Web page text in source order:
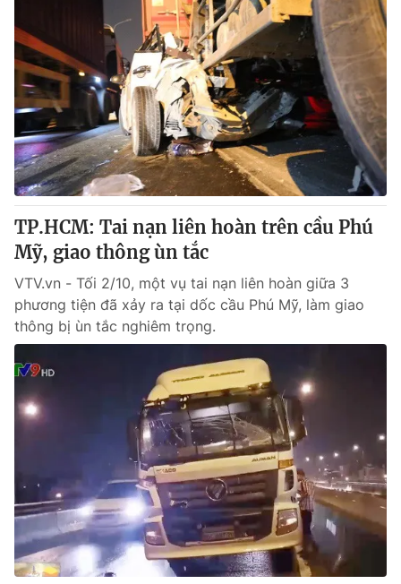
TP.HCM: Tai nạn liên hoàn trên cầu Phú
Mỹ, giao thông ùn tắc
VTV.vn - Tối 2/10, một vụ tai nạn liên hoàn giữa 3
phương tiện đã xảy ra tại dốc cầu Phú Mỹ, làm giao
thông bị ùn tắc nghiêm trọng.